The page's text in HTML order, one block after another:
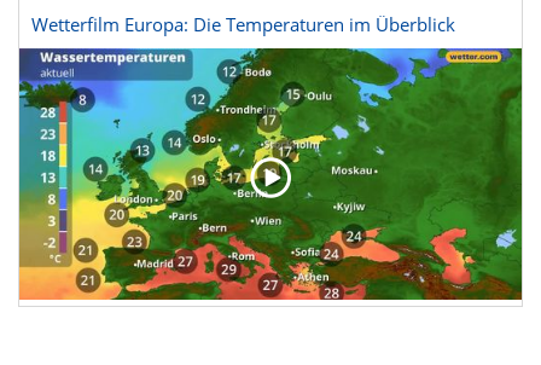
Wetterfilm Europa: Die Temperaturen im Überblick